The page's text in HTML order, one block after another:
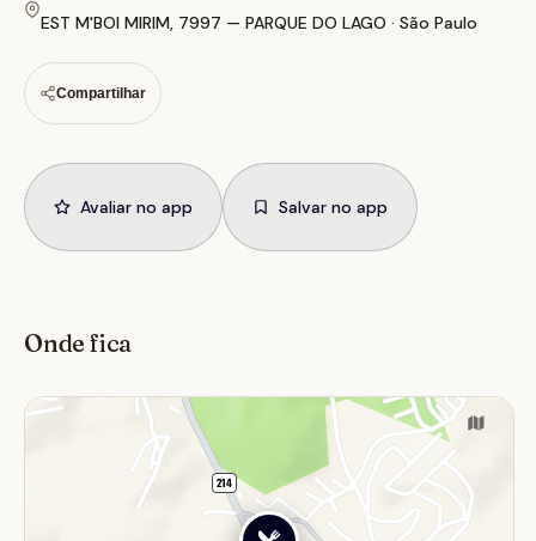
EST M'BOI MIRIM, 7997 — PARQUE DO LAGO · São Paulo
Compartilhar
Avaliar no app Salvar no app
Onde fica